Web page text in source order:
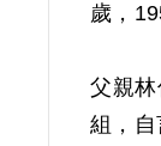
歲，
父親
組，